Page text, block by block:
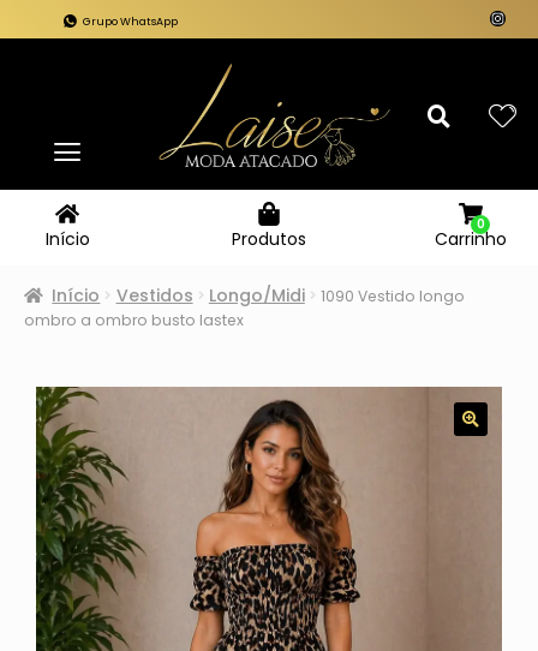
Grupo WhatsApp
Início Produtos Carrinho
0
Início Vestidos Longo/Midi
1090 Vestido longo
ombro a ombro busto lastex